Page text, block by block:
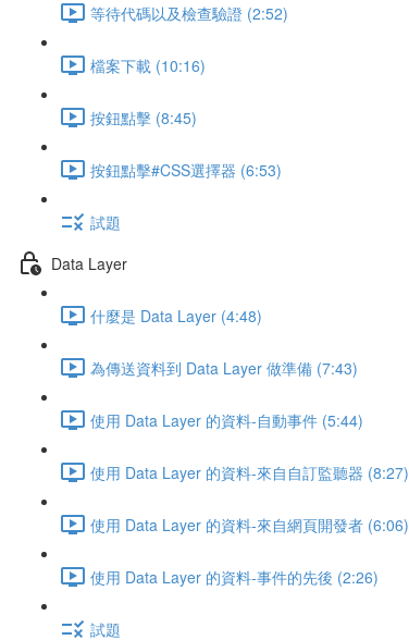
等待代碼以及檢查驗證 (2:52)
檔案下載 (10:16)
按鈕點擊 (8:45)
按鈕點擊#CSS選擇器 (6:53)
試題
Data Layer
什麼是 Data Layer (4:48)
為傳送資料到 Data Layer 做準備 (7:43)
使用 Data Layer 的資料-自動事件 (5:44)
使用 Data Layer 的資料-來自自訂監聽器 (8:27)
使用 Data Layer 的資料-來自網頁開發者 (6:06)
使用 Data Layer 的資料-事件的先後 (2:26)
試題